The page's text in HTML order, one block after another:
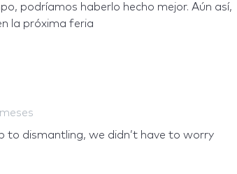
podríamos haberlo hecho mejor. Aún así,
la próxima feria
to dismantling, we didn’t have to worry